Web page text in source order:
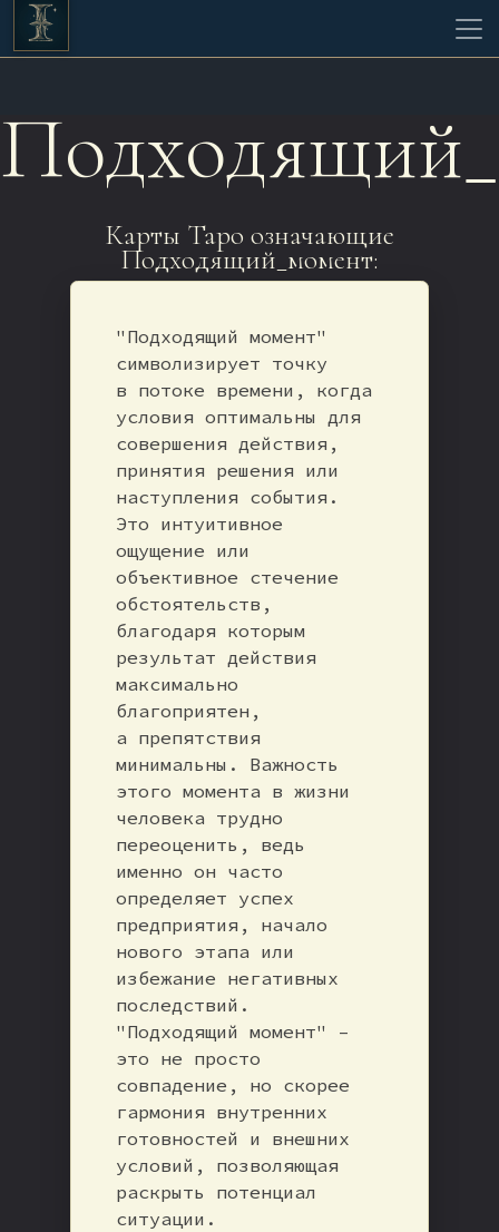
Карты Таро означающие
Подходящий_момент:
"Подходящий момент"
символизирует точку
в потоке времени, когда
условия оптимальны для
совершения действия,
принятия решения или
наступления события.
Это интуитивное
ощущение или
объективное стечение
обстоятельств,
благодаря которым
результат действия
максимально
благоприятен,
а препятствия
минимальны. Важность
этого момента в жизни
человека трудно
переоценить, ведь
именно он часто
определяет успех
предприятия, начало
нового этапа или
избежание негативных
последствий.
"Подходящий момент" –
это не просто
совпадение, но скорее
гармония внутренних
готовностей и внешних
условий, позволяющая
раскрыть потенциал
ситуации.